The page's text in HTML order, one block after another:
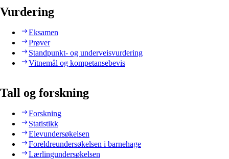
Vurdering
Eksamen
Prøver
Standpunkt- og underveisvurdering
Vitnemål og kompetansebevis
Tall og forskning
Forskning
Statistikk
Elevundersøkelsen
Foreldreundersøkelsen i barnehage
Lærlingundersøkelsen